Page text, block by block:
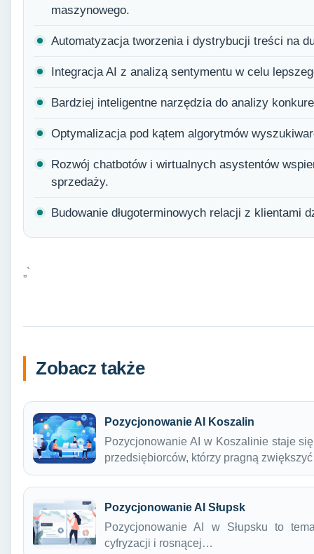
maszynowego.
Automatyzacja tworzenia i dystrybucji treści na
Integracja AI z analizą sentymentu w celu
Bardziej inteligentne narzędzia do analizy
Optymalizacja pod kątem algorytmów
Rozwój chatbotów i wirtualnych asystentów
sprzedaży.
Budowanie długoterminowych relacji z klientami
„`
Zobacz także
Pozycjonowanie AI Koszalin
Pozycjonowanie AI w Koszalinie staje
przedsiębiorców, którzy pragną
Pozycjonowanie AI Słupsk
Pozycjonowanie AI w Słupsku to
cyfryzacji i rosnącej…